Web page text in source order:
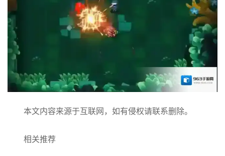
本文内容来源于互联网，如有侵权请联系删除。
相关推荐